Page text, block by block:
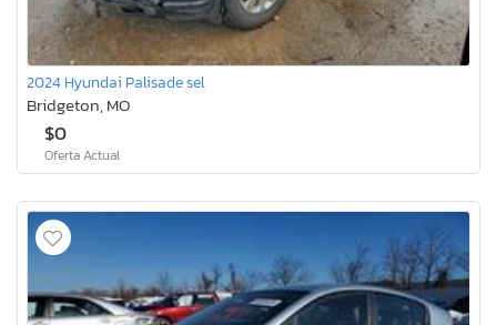
2024 Hyundai Palisade sel
Bridgeton, MO
$0
Oferta Actual